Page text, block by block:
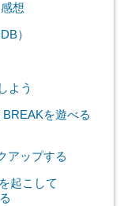
想
）
よう
を遊べる
アップする
起こして